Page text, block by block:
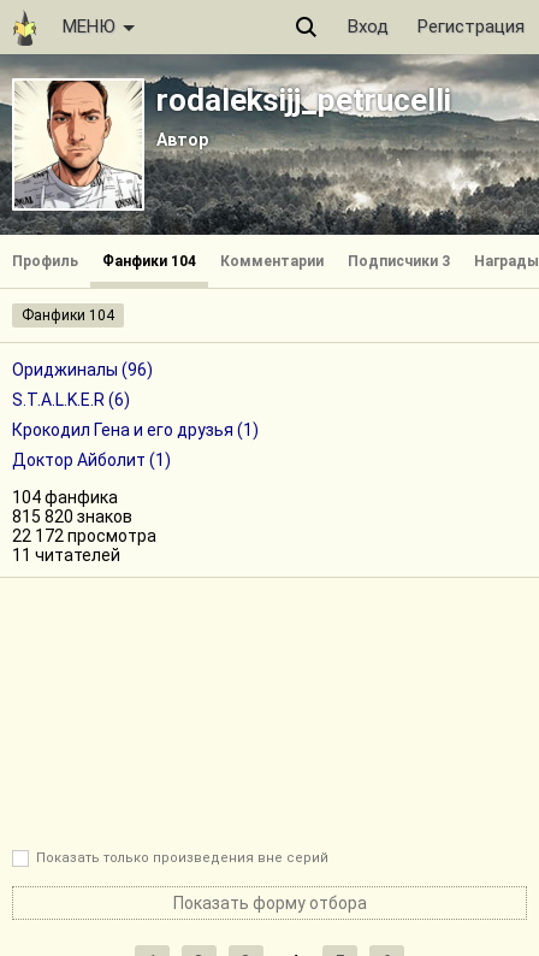
МЕНЮ Вход Регистрация
rodaleksijj_petrucelli
Автор
Профиль Фанфики 104 Комментарии Подписчики 3
Фанфики 104
Ориджиналы (96)
S.T.A.L.K.E.R (6)
Крокодил Гена и его друзья (1)
Доктор Айболит (1)
104 фанфика
815 820 знаков
22 172 просмотра
11 читателей
Показать только произведения вне серий
Показать форму отбора